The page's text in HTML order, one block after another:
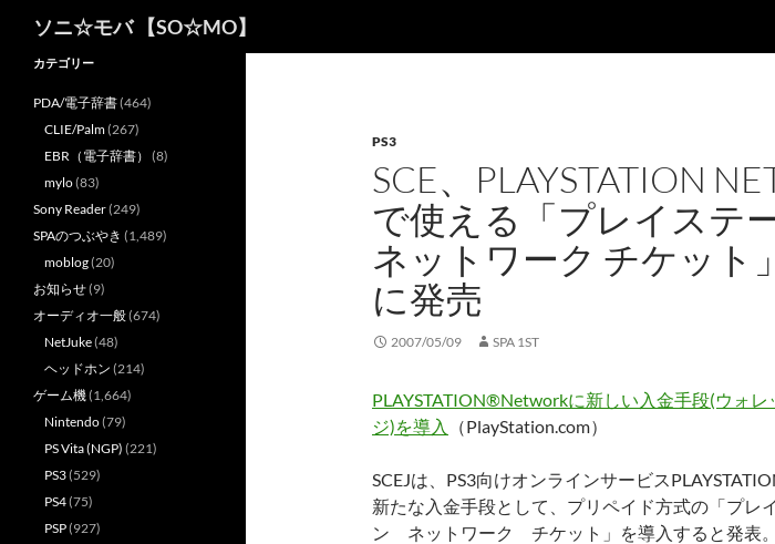
ソニ☆モバ 【SO☆MO】
PS3
SCE、PLAYSTATION
で使える「プレイステ
ネットワーク チケット
に発売
2007/05/09 SPA 1ST
PLAYSTATION®Networkに新しい入金手段(ウォレ
ジ)を導入
（PlayStation.com）
SCEJは、PS3向けオンラインサービス
新たな入金手段として、プリペイド方式の「プレ
ン ネットワーク チケット」を導入すると発表
カテゴリー
PDA/電子辞書(464)
CLIE/Palm(267)
EBR（電子辞書） (8)
mylo(83)
Sony Reader(249)
SPAのつぶやき (1,489)
moblog(20)
お知らせ(9)
オーディオ一般(674)
NetJuke(48)
ヘッドホン (214)
ゲーム機(1,664)
Nintendo(79)
PS Vita (NGP) (221)
PS3(529)
PS4(75)
PSP(927)